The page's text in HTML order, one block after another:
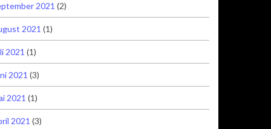
2021 (2)
2021 (1)
2021 (1)
2021 (3)
2021 (1)
2021 (3)